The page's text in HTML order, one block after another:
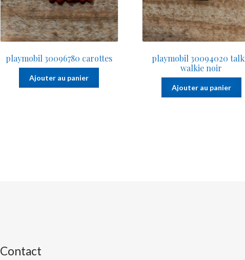
playmobil 30096780 carottes
Ajouter au panier
playmobil 30094020
walkie noir
Ajouter au panier
Contact